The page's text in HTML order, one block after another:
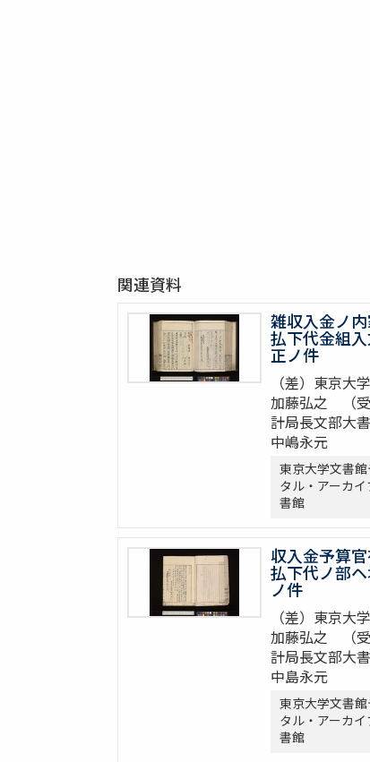
関連資料
雑収入金ノ
払下代金組
正ノ件
（差）東京大
加藤弘之 （
計局長文部大
中嶋永元
東京大学文書館
タル・アーカイ
書館
収入金予算
払下代ノ部
ノ件
（差）東京大
加藤弘之 （
計局長文部大
中島永元
東京大学文書館
タル・アーカイ
書館